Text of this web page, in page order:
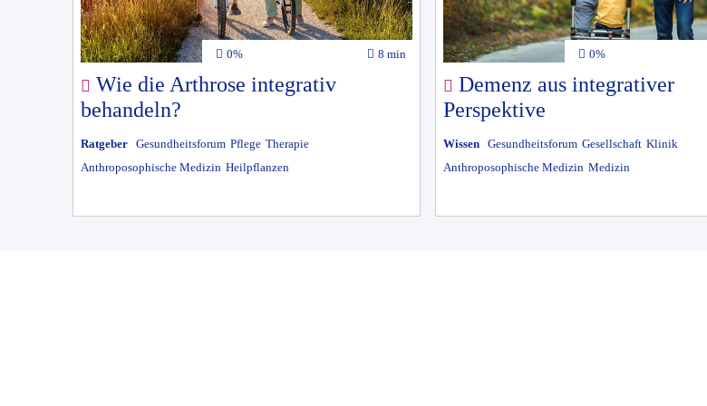
0% 8 min
Wie die Arthrose integrativ
behandeln?
Ratgeber Gesundheitsforum Pflege Therapie
Anthroposophische Medizin Heilpflanzen
0%
Demenz aus integrativer
Perspektive
Wissen Gesundheitsforum Gesellschaft Klinik
Anthroposophische Medizin Medizin